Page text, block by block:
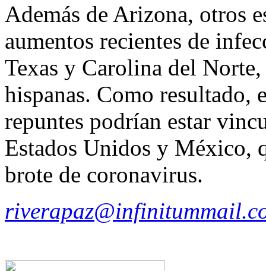
Además de Arizona, otros
aumentos recientes de
Texas y Carolina del
hispanas. Como resultado,
repuntes podrían estar
Estados Unidos y México,
brote de coronavirus.